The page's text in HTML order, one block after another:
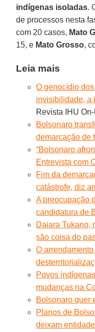
indígenas isoladas.
de processos nesta
com 20 casos, Mato
15, e Mato Grosso,
Leia mais
O genocídio
invisibilidade, a
Revista IHU
Bolsonaro
demarcação de
“Bolsonaro
Entrevista com
Fim da
catástrofe, diz
A preocupação
candidatura de
Daiara Tukano,
são coisa do
O
Povos
mudanças na
Bolsonaro quer
Planos de
deixam